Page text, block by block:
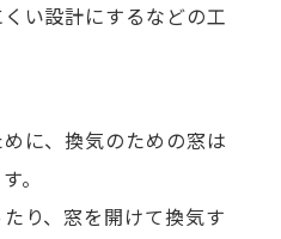
い設計にするなどの工
に、換気のための窓は
。
り、窓を開けて換気す